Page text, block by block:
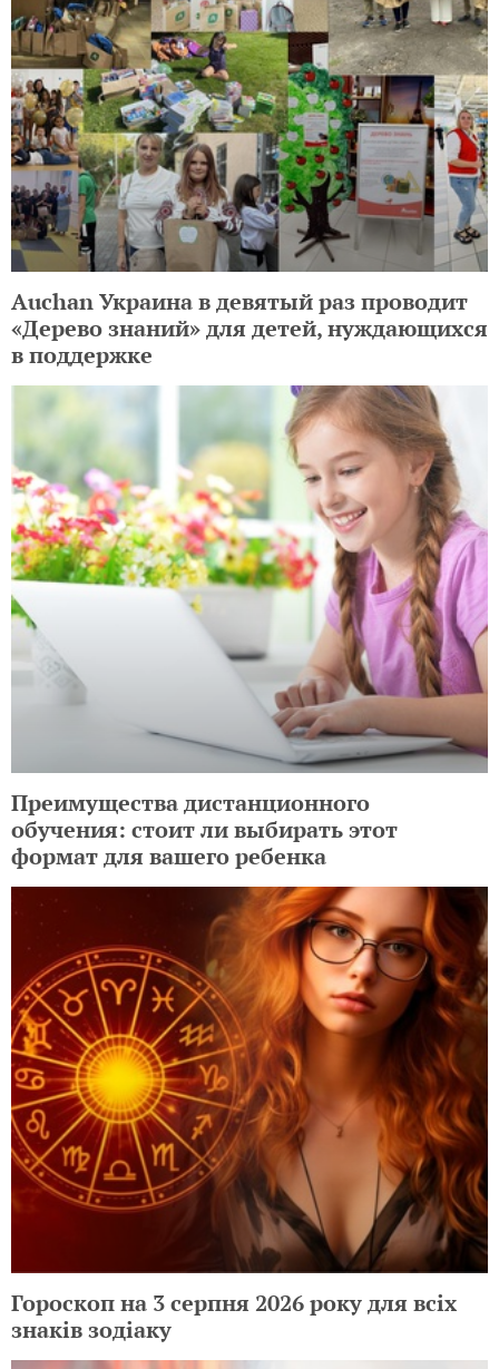
Auchan Украина в девятый раз проводит
«Дерево знаний» для детей, нуждающихся
в поддержке
Преимущества дистанционного
обучения: стоит ли выбирать этот
формат для вашего ребенка
Гороскоп на 3 серпня 2026 року для всіх
знаків зодіаку